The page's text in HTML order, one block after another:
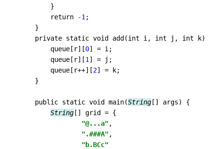
        }
        return
-1 ;
    }
    private static void add(int i, int j, int k) {
        queue[r][
0] = i;
        queue[r][
1 ] = j;
        queue[r++][
2] = k;
    }
    public static void main(
String [] args) {
String [] grid = {
"@...a" ,
".###A" ,
"b.BCc"